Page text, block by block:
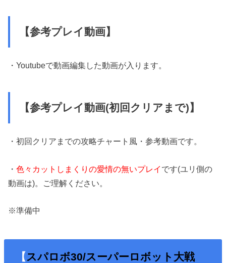
【参考プレイ動画】
・Youtubeで動画編集した動画が入ります。
【参考プレイ動画(初回クリアまで)】
・初回クリアまでの攻略チャート風・参考動画です。
・色々カットしまくりの愛情の無いプレイ です(ユリ側の
動画は)。ご理解ください。
※準備中
【 スパロボ30/スーパーロボット大戦